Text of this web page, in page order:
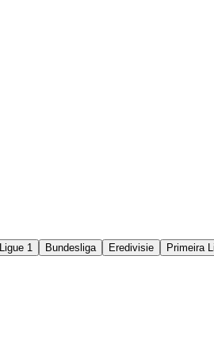
Ligue 1 Bundesliga Eredivisie Primeira